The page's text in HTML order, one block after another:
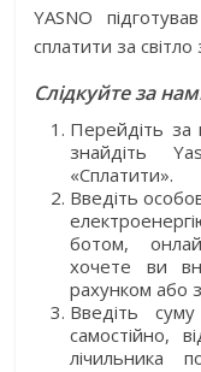
YASNO
сплатити за
Слідкуйте за
Перейдіть за
знайдіть
«Сплатити».
Введіть
ботом,
хочете ви
рахунком або
Введіть
самостійно,
лічильника